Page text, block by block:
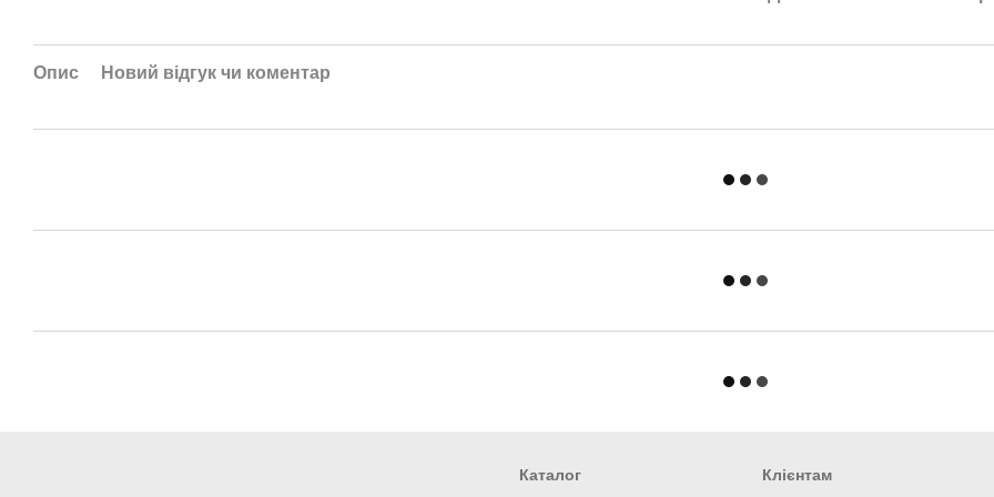
Опис Новий відгук чи коментар
Каталог Клієнтам